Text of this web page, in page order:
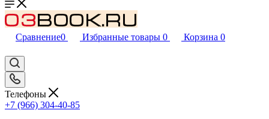
Сравнение0 Избранные товары 0 Корзина 0
Телефоны
+7 (966) 304-40-85